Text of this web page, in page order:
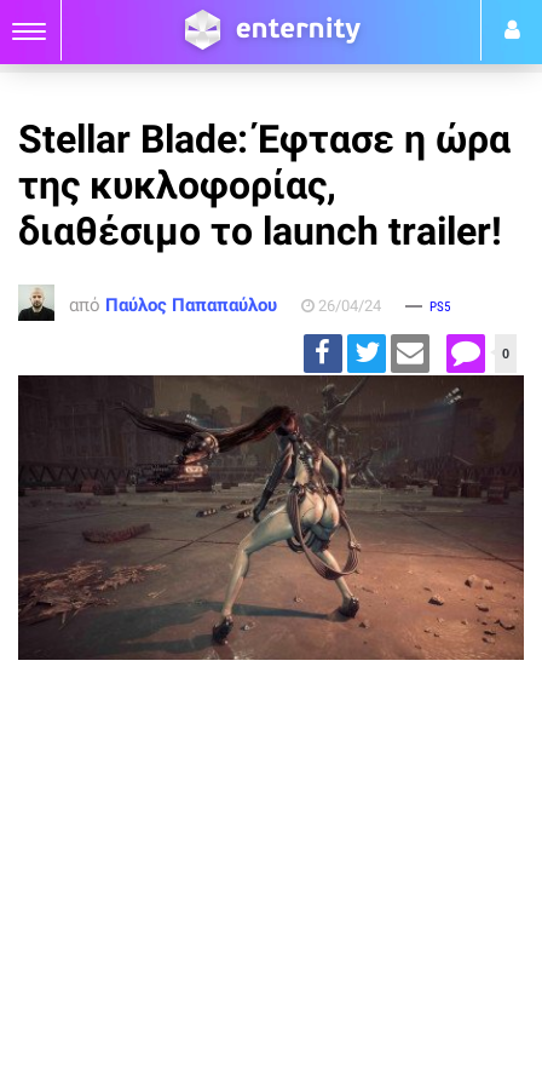
Stellar Blade: Έφτασε η ώρα
της κυκλοφορίας,
διαθέσιμο το launch trailer!
από Παύλος Παπαπαύλου 26/04/24 PS5
0